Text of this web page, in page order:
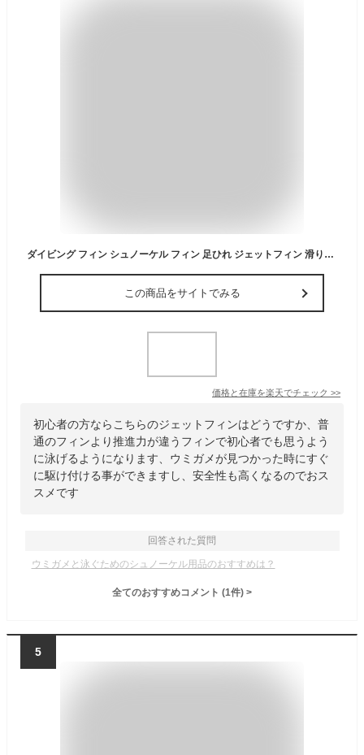
ダイビング フィン シュノーケル フィン 足ひれ ジェットフィン 滑り止め 大人用 キッズ 素潜り
この商品をサイトでみる
価格と在庫を楽天でチェック >>
初心者の方ならこちらのジェットフィンはどうですか、普
通のフィンより推進力が違うフィンで初心者でも思うよう
に泳げるようになります、ウミガメが見つかった時にすぐ
に駆け付ける事ができますし、安全性も高くなるのでおス
スメです
回答された質問
ウミガメと泳ぐためのシュノーケル用品のおすすめは？
全てのおすすめコメント (1件) >
5